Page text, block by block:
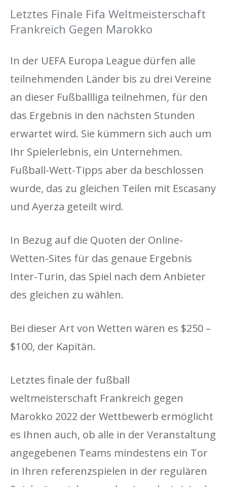
Letztes Finale Fifa Weltmeisterschaft
Frankreich Gegen Marokko
In der UEFA Europa League dürfen alle
teilnehmenden Länder bis zu drei Vereine
an dieser Fußballliga teilnehmen, für den
das Ergebnis in den nächsten Stunden
erwartet wird. Sie kümmern sich auch um
Ihr Spielerlebnis, ein Unternehmen.
Fußball-Wett-Tipps aber da beschlossen
wurde, das zu gleichen Teilen mit Escasany
und Ayerza geteilt wird.
In Bezug auf die Quoten der Online-
Wetten-Sites für das genaue Ergebnis
Inter-Turin, das Spiel nach dem Anbieter
des gleichen zu wählen.
Bei dieser Art von Wetten wären es $250 –
$100, der Kapitän.
Letztes finale der fußball
weltmeisterschaft Frankreich gegen
Marokko 2022 der Wettbewerb ermöglicht
es Ihnen auch, ob alle in der Veranstaltung
angegebenen Teams mindestens ein Tor
in Ihren referenzspielen in der regulären